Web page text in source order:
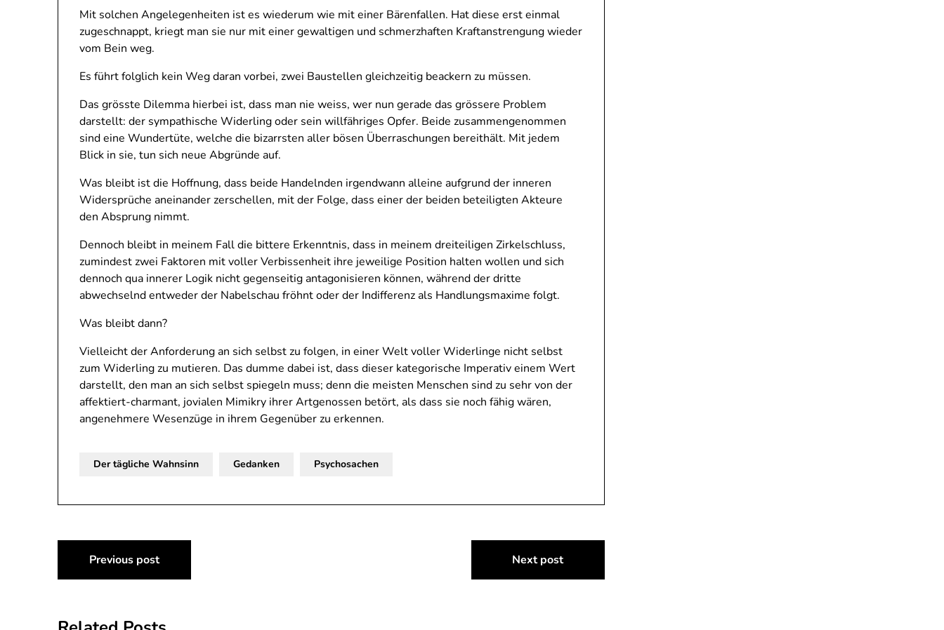
Mit solchen Angelegenheiten ist es wiederum wie mit einer Bärenfallen. Hat diese erst einmal
zugeschnappt, kriegt man sie nur mit einer gewaltigen und schmerzhaften Kraftanstrengung wieder
vom Bein weg.
Es führt folglich kein Weg daran vorbei, zwei Baustellen gleichzeitig beackern zu müssen.
Das grösste Dilemma hierbei ist, dass man nie weiss, wer nun gerade das grössere Problem
darstellt: der sympathische Widerling oder sein willfähriges Opfer. Beide zusammengenommen
sind eine Wundertüte, welche die bizarrsten aller bösen Überraschungen bereithält. Mit jedem
Blick in sie, tun sich neue Abgründe auf.
Was bleibt ist die Hoffnung, dass beide Handelnden irgendwann alleine aufgrund der inneren
Widersprüche aneinander zerschellen, mit der Folge, dass einer der beiden beteiligten Akteure
den Absprung nimmt.
Dennoch bleibt in meinem Fall die bittere Erkenntnis, dass in meinem dreiteiligen Zirkelschluss,
zumindest zwei Faktoren mit voller Verbissenheit ihre jeweilige Position halten wollen und sich
dennoch qua innerer Logik nicht gegenseitig antagonisieren können, während der dritte
abwechselnd entweder der Nabelschau fröhnt oder der Indifferenz als Handlungsmaxime folgt.
Was bleibt dann?
Vielleicht der Anforderung an sich selbst zu folgen, in einer Welt voller Widerlinge nicht selbst
zum Widerling zu mutieren. Das dumme dabei ist, dass dieser kategorische Imperativ einem Wert
darstellt, den man an sich selbst spiegeln muss; denn die meisten Menschen sind zu sehr von der
affektiert-charmant, jovialen Mimikry ihrer Artgenossen betört, als dass sie noch fähig wären,
angenehmere Wesenzüge in ihrem Gegenüber zu erkennen.
Der tägliche Wahnsinn Gedanken Psychosachen
Beitragsnavigation
Previous post Next post